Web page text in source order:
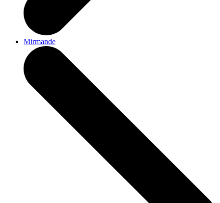
Mirmande